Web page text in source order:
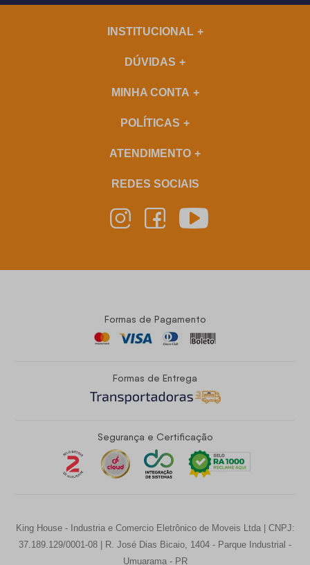
INSTITUCIONAL
DÚVIDAS
MINHA CONTA
POLÍTICAS
ATENDIMENTO
REDES SOCIAIS
Formas de Pagamento
Formas de Entrega
Segurança e Certificação
King House - Industria e Comercio Eletrônico de Moveis Ltda | CNPJ:
37.189.129/0001-08 | R. José Dias Bicaio, 1404 - Parque Industrial -
Umuarama - PR